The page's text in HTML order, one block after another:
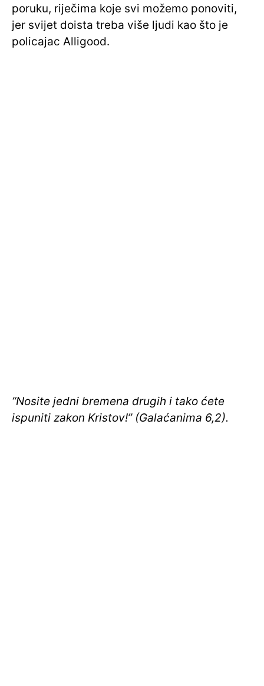
poruku, riječima koje svi možemo ponoviti,
jer svijet doista treba više ljudi kao što je
policajac Alligood.
“Nosite jedni bremena drugih i tako ćete
ispuniti zakon Kristov!” (Galaćanima 6,2).